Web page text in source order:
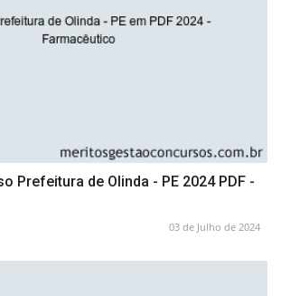
Prefeitura de Olinda - PE 2024 PDF -
03 de Julho de 2024